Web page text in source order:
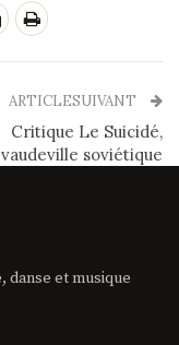
ARTICLESUIVANT
Critique Le Suicidé,
vaudeville soviétique
danse et musique